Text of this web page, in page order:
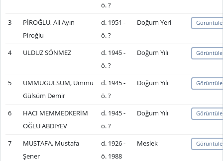
ö. ?
3
PİROĞLU, Ali Ayın
Piroğlu
d. 1951 -
ö. ?
Doğum Yeri Görüntüle
4 ULDUZ SÖNMEZ
d. 1945 -
ö. ?
Doğum Yılı Görüntüle
5
ÜMMÜGÜLSÜM, Ümmü
Gülsüm Demir
d. 1945 -
ö. ?
Doğum Yılı Görüntüle
6
HACI MEMMEDKERİM
OĞLU ABDIYEV
d. 1945 -
ö. ?
Doğum Yılı Görüntüle
7
MUSTAFA, Mustafa
Şener
d. 1926 -
ö. 1988
Meslek Görüntüle